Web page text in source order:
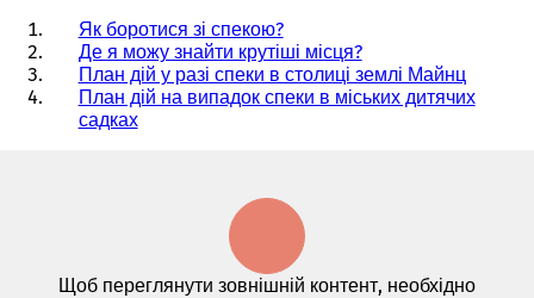
Як боротися зі спекою?
Де я можу знайти крутіші місця?
План дій у разі спеки в столиці землі Майнц
План дій на випадок спеки в міських дитячих
садках
Щоб переглянути зовнішній контент, необхідно